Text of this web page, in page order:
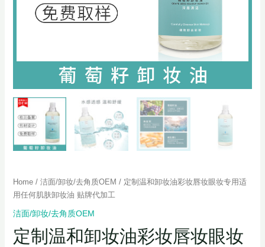
Home/ 洁面/卸妆/去角质OEM / 定制温和卸妆油彩妆唇妆眼妆专用适
用任何肌肤卸妆油 贴牌代加工
洁面/卸妆/去角质OEM
定制温和卸妆油彩妆唇妆眼妆